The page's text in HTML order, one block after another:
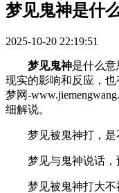
梦见鬼神是什
2025-10-20 22:19:51
梦见鬼神是什么
现实的影响和反应，
梦网-
细解说。
梦见被鬼神打，是
梦见与鬼神说话，
梦见被鬼神打大不